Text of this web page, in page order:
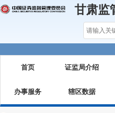
甘肃监
首页 证监局介绍
办事服务 辖区数据